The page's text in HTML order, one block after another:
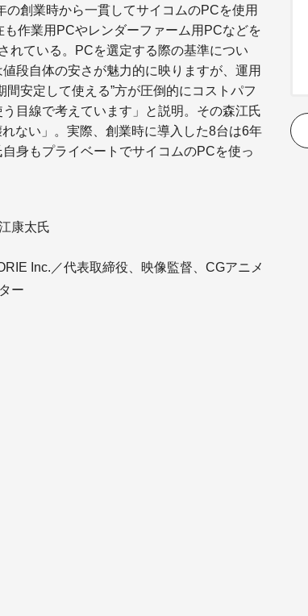
創業時から一貫してサイコムのPCを使用
作業用PCやレンダーファーム用PCなどを
れている。PCを選定する際の基準につい
段自体の安さが魅力的に映りますが、運用
安定して使える”方が圧倒的にコストパフ
目線で考えています」と説明。その森江氏
ない」。実際、創業時に導入した8台は6年
身もプライベートでサイコムのPCを使っ
康太氏
Inc.／代表取締役、映像監督、CGアニメ
ー